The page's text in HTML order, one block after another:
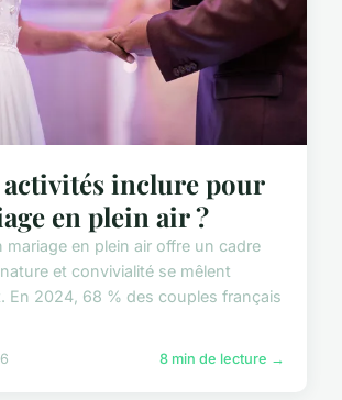
activités inclure pour
en plein air ?
mariage en plein air offre un cadre
et convivialité se mêlent
En 2024, 68 % des couples français
8 min de lecture →